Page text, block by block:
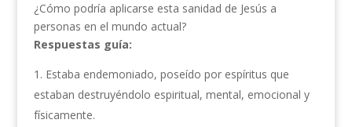
¿Cómo podría aplicarse esta sanidad de Jesús a
personas en el mundo actual?
Respuestas guía:
Estaba endemoniado, poseído por espíritus que
estaban destruyéndolo espiritual, mental, emocional y
físicamente.